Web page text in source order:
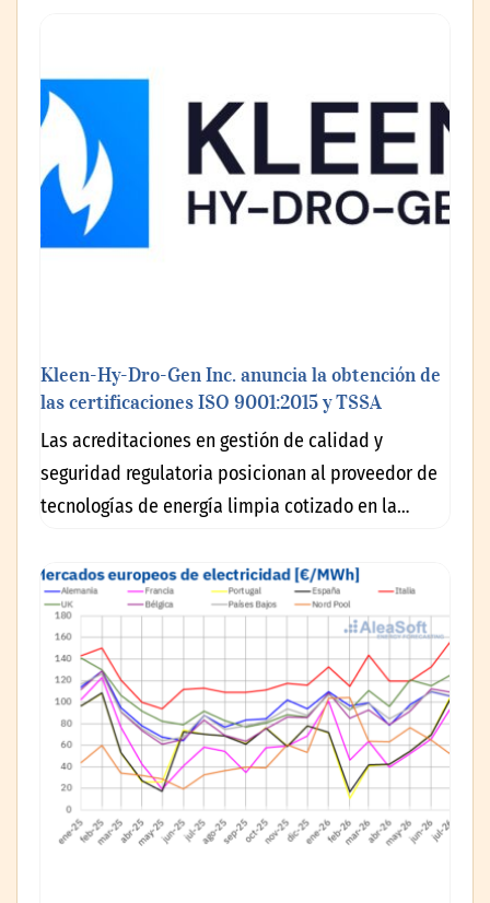
Kleen-Hy-Dro-Gen Inc. anuncia la obtención de
las certificaciones ISO 9001:2015 y TSSA
Las acreditaciones en gestión de calidad y
seguridad regulatoria posicionan al proveedor de
tecnologías de energía limpia cotizado en la…